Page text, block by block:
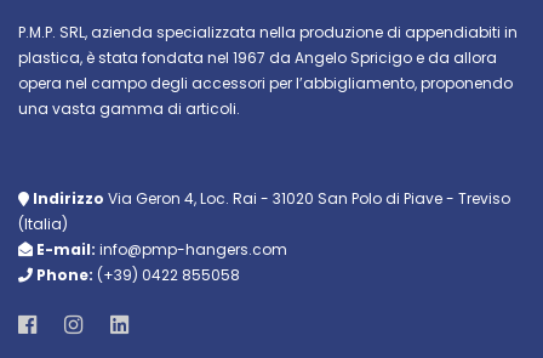
P.M.P. SRL, azienda specializzata nella produzione di appendiabiti in
plastica, è stata fondata nel 1967 da Angelo Spricigo e da allora
opera nel campo degli accessori per l’abbigliamento, proponendo
una vasta gamma di articoli.
Indirizzo Via Geron 4, Loc. Rai - 31020 San Polo di Piave - Treviso
(Italia)
E-mail: info@pmp-hangers.com
Phone: (+39) 0422 855058